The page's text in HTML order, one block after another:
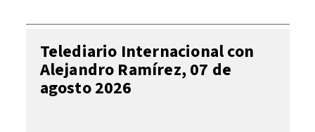
Telediario Internacional con
Alejandro Ramírez, 07 de
agosto 2026